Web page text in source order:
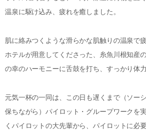
温泉に駆け込み、疲れを癒しました。
肌に絡みつくような滑らかな肌触りの温泉で
ホテルが用意してくださった、糸魚川根知産
の幸のハーモニーに舌鼓を打ち、すっかり体
元気一杯の一同は、この日も遅くまで（ソー
保ちながら）パイロット・グループワークを
くパイロットの大先輩から、パイロットに必